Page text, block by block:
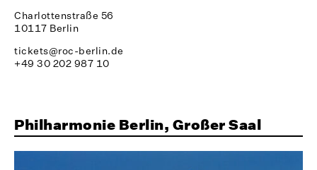
Charlottenstraße 56
10117 Berlin
tickets@roc-berlin.de
+49 30 202 987 10
Philharmonie Berlin, Großer Saal